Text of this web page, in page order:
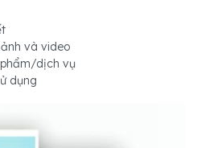
và video
dịch vụ
dụng